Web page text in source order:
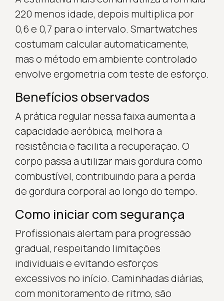
220 menos idade, depois multiplica por
0,6 e 0,7 para o intervalo. Smartwatches
costumam calcular automaticamente,
mas o método em ambiente controlado
envolve ergometria com teste de esforço.
Benefícios observados
A prática regular nessa faixa aumenta a
capacidade aeróbica, melhora a
resistência e facilita a recuperação. O
corpo passa a utilizar mais gordura como
combustível, contribuindo para a perda
de gordura corporal ao longo do tempo.
Como iniciar com segurança
Profissionais alertam para progressão
gradual, respeitando limitações
individuais e evitando esforços
excessivos no início. Caminhadas diárias,
com monitoramento de ritmo, são